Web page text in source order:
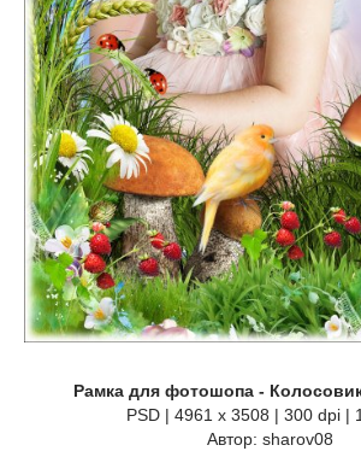
Рамка для фотошопа -
PSD | 4961 х 3508 | 300 dpi |
Автор: sharov08